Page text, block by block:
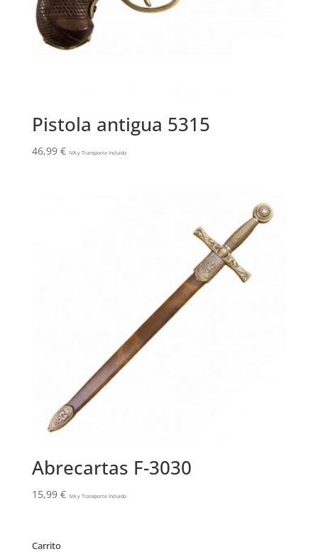
Pistola antigua 5315
46,99 € IVA y Transporte Incluido
Abrecartas F-3030
15,99 € IVA y Transporte Incluido
Carrito